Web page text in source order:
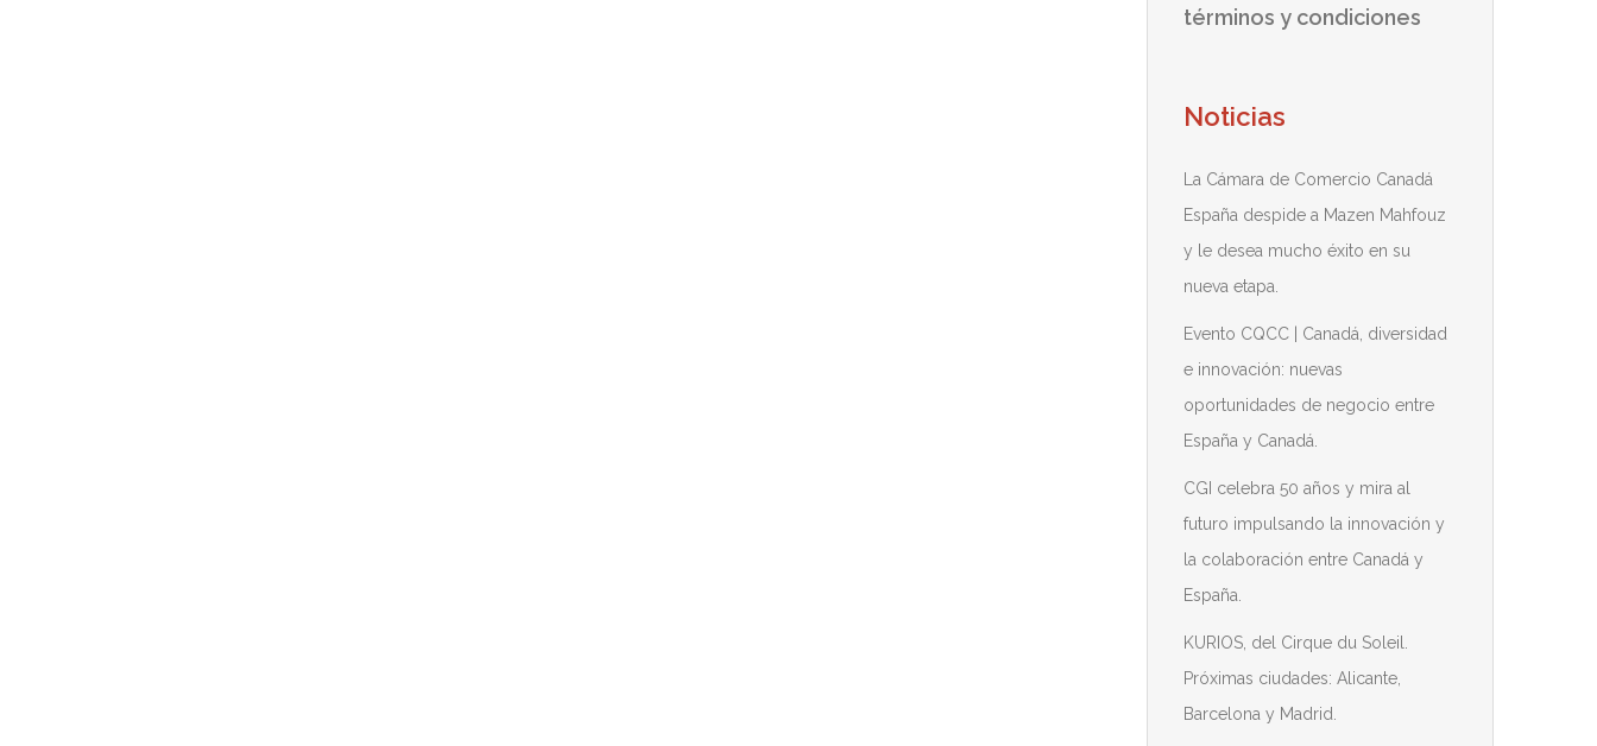
términos y condiciones
Noticias
La Cámara de Comercio Canadá
España despide a Mazen Mahfouz
y le desea mucho éxito en su
nueva etapa.
Evento CQCC | Canadá, diversidad
e innovación: nuevas
oportunidades de negocio entre
España y Canadá.
CGI celebra 50 años y mira al
futuro impulsando la innovación y
la colaboración entre Canadá y
España.
KURIOS, del Cirque du Soleil.
Próximas ciudades: Alicante,
Barcelona y Madrid.